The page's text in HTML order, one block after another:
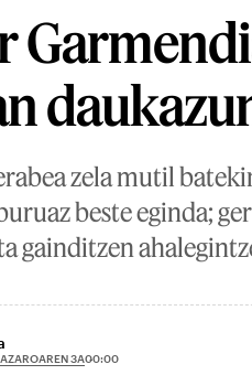
zela mutil
beste eginda;
gainditzen
3A00:00